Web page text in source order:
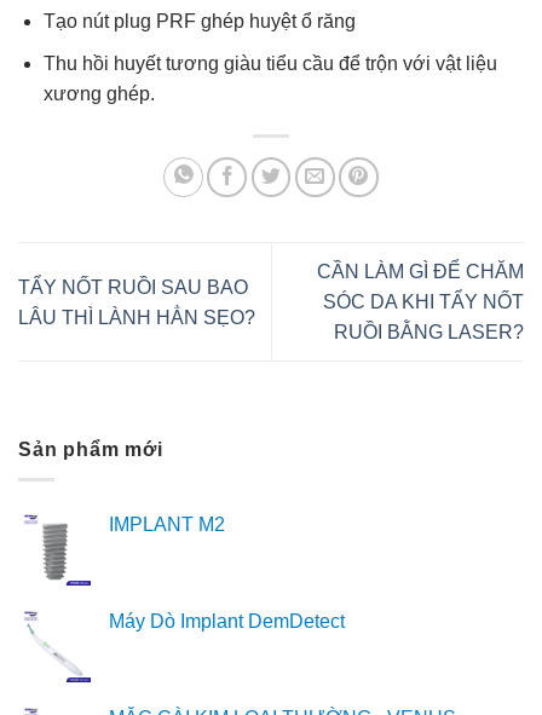
Tạo nút plug PRF ghép huyệt ổ răng
Thu hồi huyết tương giàu tiểu cầu để trộn với vật liệu
xương ghép.
TẨY NỐT RUỒI SAU BAO
LÂU THÌ LÀNH HẲN SẸO?
CẦN LÀM GÌ ĐỂ CHĂM
SÓC DA KHI TẨY NỐT
RUỒI BẰNG LASER?
Sản phẩm mới
IMPLANT M2
Máy Dò Implant DemDetect